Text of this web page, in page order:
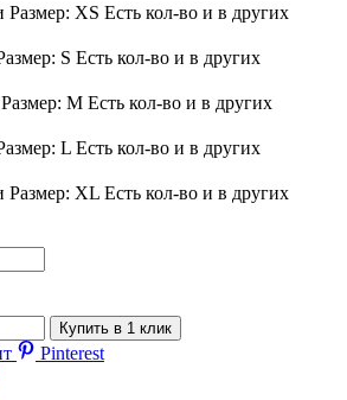
Размер: XS Есть кол-во и в других
S Есть кол-во и в других
M Есть кол-во и в других
L Есть кол-во и в других
Размер: XL Есть кол-во и в других
Купить в 1 клик
Pinterest